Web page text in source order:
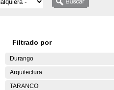
Filtrado por
Durango
Arquitectura
TARANCO